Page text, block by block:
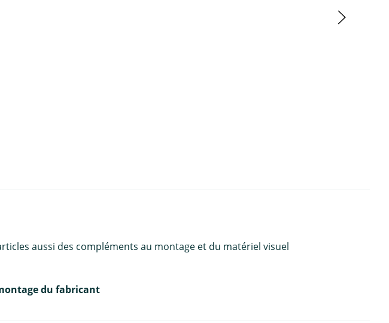
aussi des compléments au montage et du matériel visuel
du fabricant